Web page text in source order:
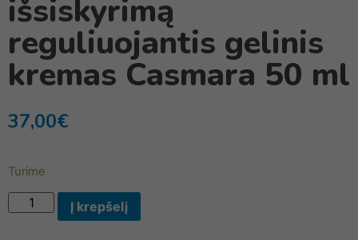
išsiskyrimą
reguliuojantis gelinis
kremas Casmara 50 ml
37,00€
Turime
Į krepšelį